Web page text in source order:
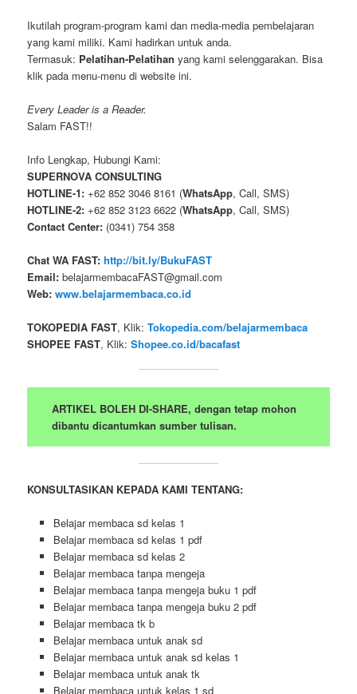
Ikutilah program-program kami dan media-media pembelajaran
yang kami miliki. Kami hadirkan untuk anda.
Termasuk: Pelatihan-Pelatihan yang kami selenggarakan. Bisa
klik pada menu-menu di website ini.
Every Leader is a Reader.
Salam FAST!!
Info Lengkap, Hubungi Kami:
SUPERNOVA CONSULTING
HOTLINE-1: +62 852 3046 8161 (WhatsApp, Call, SMS)
HOTLINE-2: +62 852 3123 6622 (WhatsApp, Call, SMS)
Contact Center: (0341) 754 358
Chat WA FAST: http://bit.ly/BukuFAST
Email: belajarmembacaFAST@gmail.com
Web: www.belajarmembaca.co.id
TOKOPEDIA FAST, Klik:Tokopedia.com/belajarmembaca
SHOPEE FAST, Klik:Shopee.co.id/bacafast
ARTIKEL BOLEH DI-SHARE, dengan tetap mohon
dibantu dicantumkan sumber tulisan.
KONSULTASIKAN KEPADA KAMI TENTANG:
Belajar membaca sd kelas 1
Belajar membaca sd kelas 1 pdf
Belajar membaca sd kelas 2
Belajar membaca tanpa mengeja
Belajar membaca tanpa mengeja buku 1 pdf
Belajar membaca tanpa mengeja buku 2 pdf
Belajar membaca tk b
Belajar membaca untuk anak sd
Belajar membaca untuk anak sd kelas 1
Belajar membaca untuk anak tk
Belajar membaca untuk kelas 1 sd